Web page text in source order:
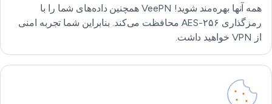
همه آنها بهره‌مند شوید! VeePN همچنین داده‌های شما را با
رمزگذاری ۲۵۶-AES محافظت می‌کند. بنابراین شما تجربه امنی
از VPN خواهید داشت.